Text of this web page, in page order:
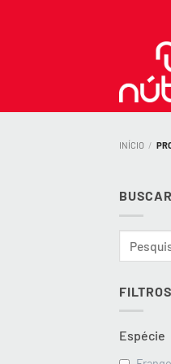
INÍCIO /
FILTROS
Espécie